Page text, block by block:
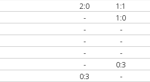
2:0 1:1
- 1:0
- -
- -
- -
- 0:3
0:3 -